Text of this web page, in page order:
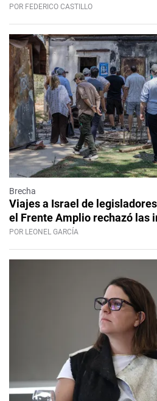
POR FEDERICO CASTILLO
Brecha
Viajes a Israel de
el Frente Amplio rechazó las
POR LEONEL GARCÍA